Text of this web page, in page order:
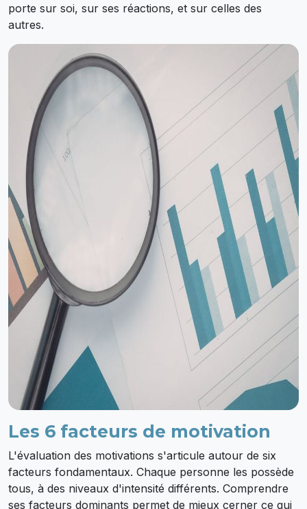
porte sur soi, sur ses réactions, et sur celles des
autres.
Les 6 facteurs de motivation
L'évaluation des motivations s'articule autour de six
facteurs fondamentaux. Chaque personne les possède
tous, à des niveaux d'intensité différents. Comprendre
ses facteurs dominants permet de mieux cerner ce qui